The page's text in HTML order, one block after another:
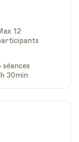
12
séances
30min